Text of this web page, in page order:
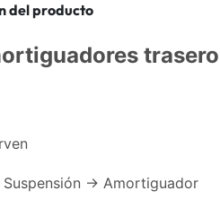
del producto
-> Amortiguador